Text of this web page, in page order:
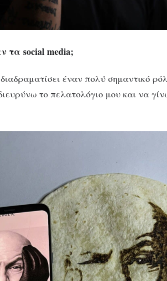
τα social media;
έναν πολύ σημαντικό
το πελατολόγιο μου και να